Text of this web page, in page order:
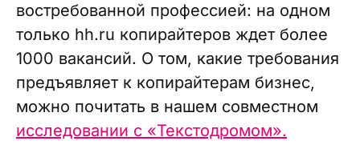
востребованной профессией: на одном
только hh.ru копирайтеров ждет более
1000 вакансий. О том, какие требования
предъявляет к копирайтерам бизнес,
можно почитать в нашем совместном
исследовании с «Текстодромом».